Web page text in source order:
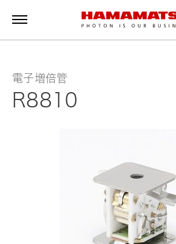
電子増倍管
R8810